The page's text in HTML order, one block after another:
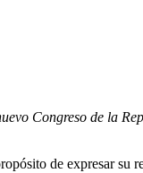
Congreso de la
de expresar su